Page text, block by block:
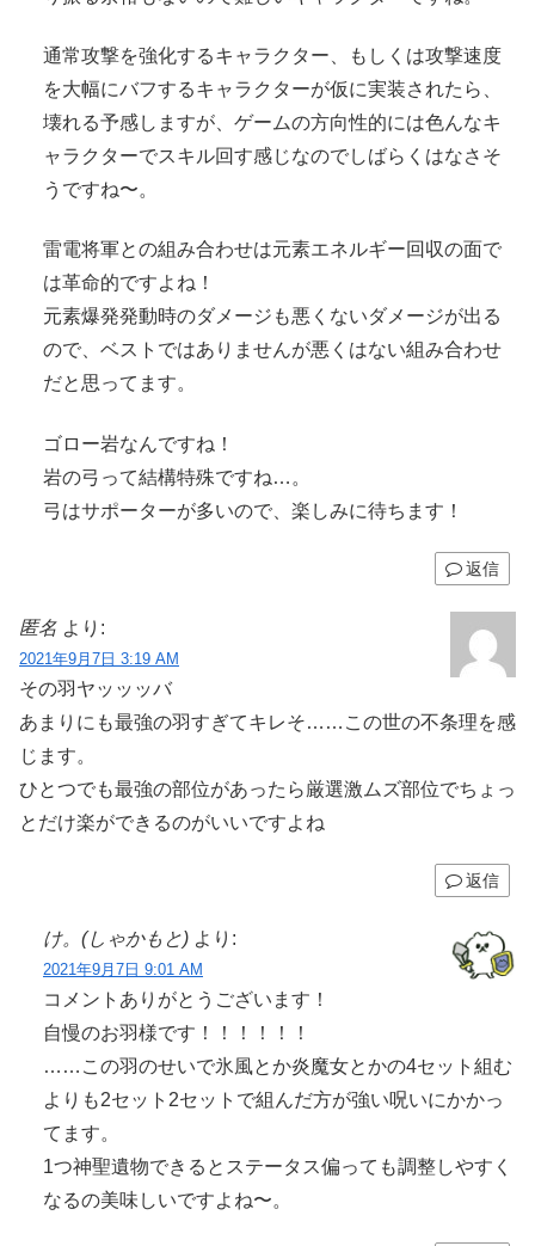
通常攻撃を強化するキャラクター、もしくは攻撃速度
を大幅にバフするキャラクターが仮に実装されたら、
壊れる予感しますが、ゲームの方向性的には色んなキ
ャラクターでスキル回す感じなのでしばらくはなさそ
うですね〜。
雷電将軍との組み合わせは元素エネルギー回収の面で
は革命的ですよね！
元素爆発発動時のダメージも悪くないダメージが出る
ので、ベストではありませんが悪くはない組み合わせ
だと思ってます。
ゴロー岩なんですね！
岩の弓って結構特殊ですね…。
弓はサポーターが多いので、楽しみに待ちます！
返信
匿名 より:
2021年9月7日 3:19 AM
その羽ヤッッッバ
あまりにも最強の羽すぎてキレそ……この世の不条理を感
じます。
ひとつでも最強の部位があったら厳選激ムズ部位でちょっ
とだけ楽ができるのがいいですよね
返信
け。(しゃかもと) より:
2021年9月7日 9:01 AM
コメントありがとうございます！
自慢のお羽様です！！！！！！
……この羽のせいで氷風とか炎魔女とかの4セット組む
よりも2セット2セットで組んだ方が強い呪いにかかっ
てます。
1つ神聖遺物できるとステータス偏っても調整しやすく
なるの美味しいですよね〜。